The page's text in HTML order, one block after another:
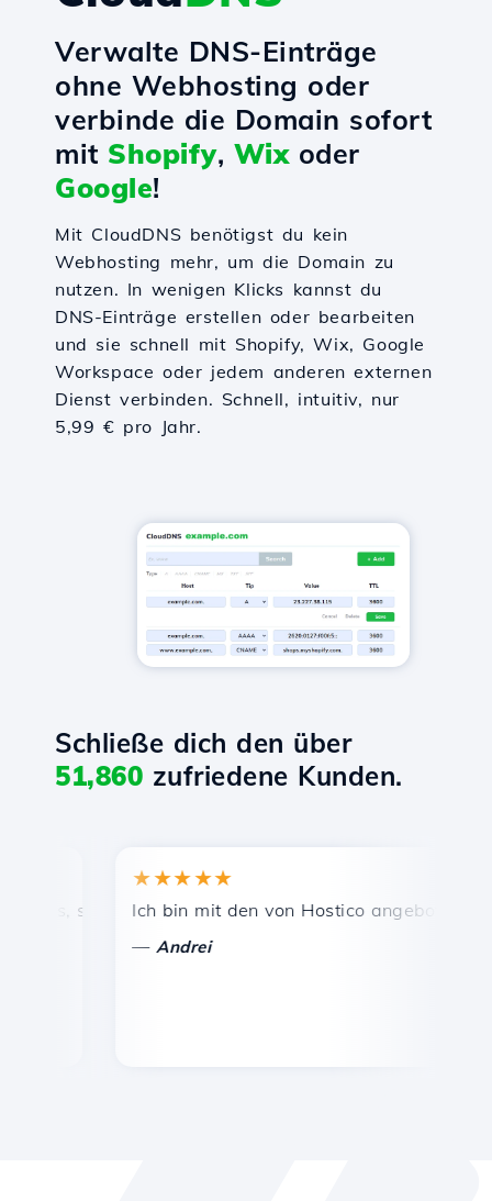
Verwalte DNS-Einträge
ohne Webhosting oder
verbinde die Domain sofort
mit Shopify, Wixoder
Google!
Mit CloudDNS benötigst du kein
Webhosting mehr, um die Domain zu
nutzen. In wenigen Klicks kannst du
DNS-Einträge erstellen oder bearbeiten
und sie schnell mit Shopify, Wix, Google
Workspace oder jedem anderen externen
Dienst verbinden. Schnell, intuitiv, nur
5,99 € pro Jahr.
Schließe dich den über
51,860 zufriedene Kunden.
schnelle und effiziente technische Unterstützung.
★★★★★
Ich bin mit den von Hostico angebotenen
Andrei